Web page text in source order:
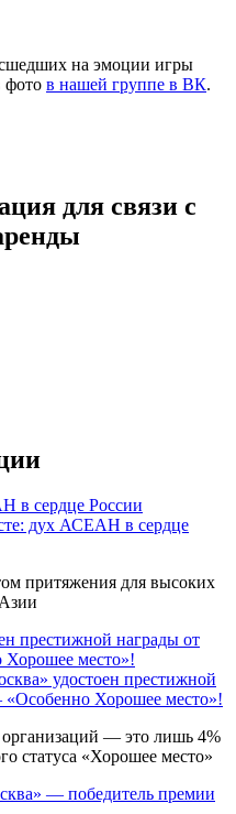
на эмоции игры
фото в нашей группе в ВК.
для связи с
дух АСЕАН в сердце
притяжения для высоких
удостоен престижной
Хорошее место»!
организаций — это лишь 4%
статуса «Хорошее место»